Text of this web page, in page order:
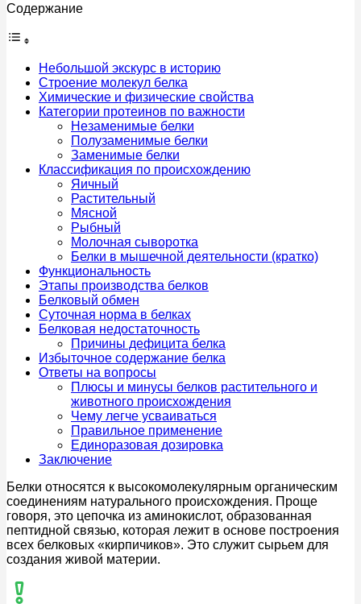
Содержание
Небольшой экскурс в историю
Строение молекул белка
Химические и физические свойства
Категории протеинов по важности
Незаменимые белки
Полузаменимые белки
Заменимые белки
Классификация по происхождению
Яичный
Растительный
Мясной
Рыбный
Молочная сыворотка
Белки в мышечной деятельности (кратко)
Функциональность
Этапы производства белков
Белковый обмен
Суточная норма в белках
Белковая недостаточность
Причины дефицита белка
Избыточное содержание белка
Ответы на вопросы
Плюсы и минусы белков растительного и
животного происхождения
Чему легче усваиваться
Правильное применение
Единоразовая дозировка
Заключение
Белки относятся к высокомолекулярным органическим
соединениям натурального происхождения. Проще
говоря, это цепочка из аминокислот, образованная
пептидной связью, которая лежит в основе построения
всех белковых «кирпичиков». Это служит сырьем для
создания живой материи.